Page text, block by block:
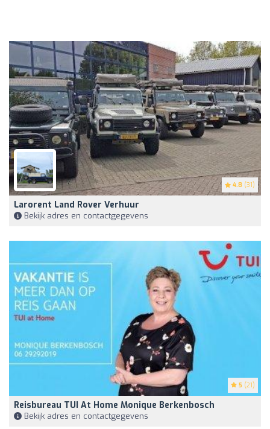
4.8 (31)
Larorent Land Rover Verhuur
Bekijk adres en contactgegevens
5 (21)
Reisbureau TUI At Home Monique Berkenbosch
Bekijk adres en contactgegevens